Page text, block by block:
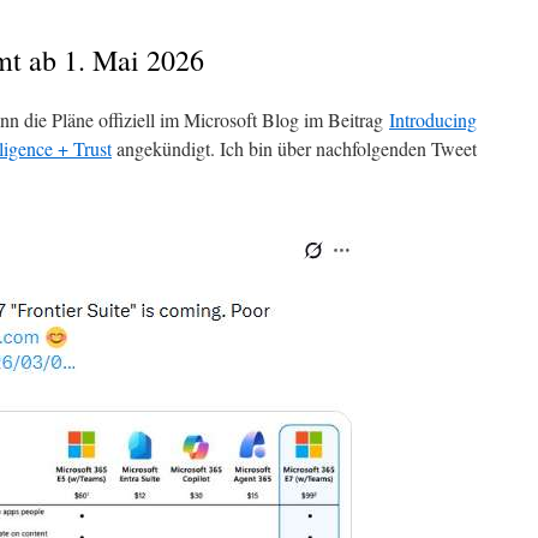
ab 1. Mai 2026
die Pläne offiziell im Microsoft Blog im Beitrag Introducing
+ Trustangekündigt. Ich bin über nachfolgenden Tweet